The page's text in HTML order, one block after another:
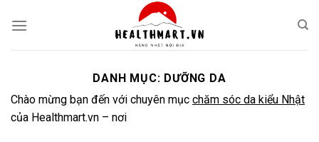
DANH MỤC: DƯỠNG DA
Chào mừng bạn đến với chuyên mục chăm sóc da kiểu Nhật
của Healthmart.vn – nơi